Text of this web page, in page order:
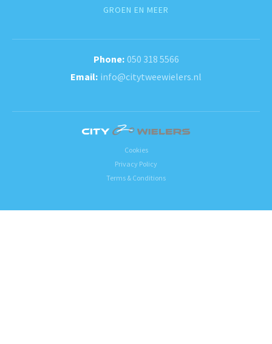
GROEN EN MEER
050 318 5566
info@citytweewielers.nl
Cookies
Privacy Policy
Terms & Conditions